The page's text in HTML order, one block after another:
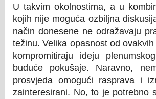
U takvim okolnostima, a u
kojih nije moguća ozbiljna
način donesene ne odražavaju
težinu. Velika opasnost od
kompromitiraju ideju
buduće pokušaje. Naravno,
prosvjeda omogući rasprava i
zainteresirani. No, to je potrebno